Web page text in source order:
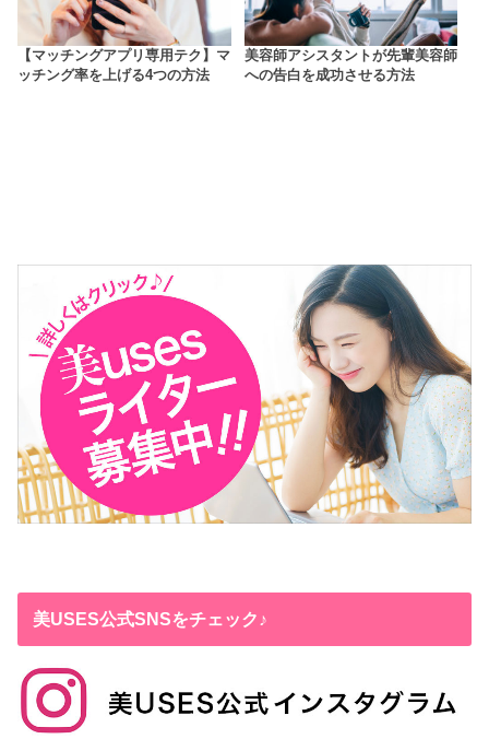
【マッチングアプリ専用テク】マ
ッチング率を上げる4つの方法
美容師アシスタントが先輩美容師
への告白を成功させる方法
美USES公式SNSをチェック♪